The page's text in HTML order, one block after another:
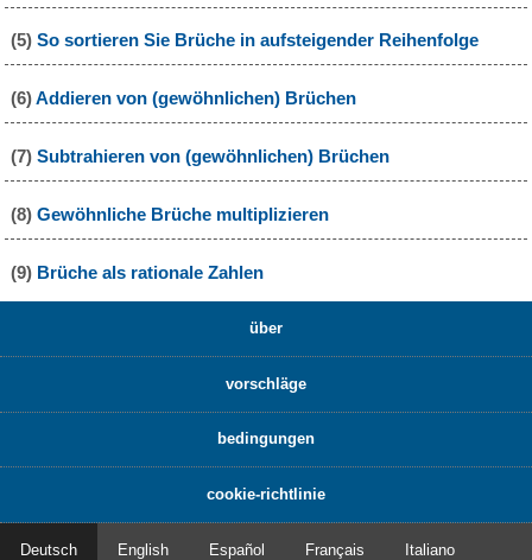
(5) So sortieren Sie Brüche in aufsteigender Reihenfolge
(6)Addieren von (gewöhnlichen) Brüchen
(7) Subtrahieren von (gewöhnlichen) Brüchen
(8) Gewöhnliche Brüche multiplizieren
(9) Brüche als rationale Zahlen
über
vorschläge
bedingungen
cookie-richtlinie
Deutsch English Español Français Italiano